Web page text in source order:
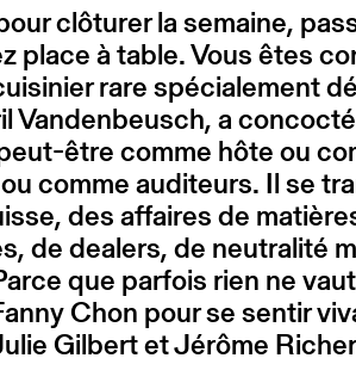
clôturer la semaine,
place à table. Vous êtes
rare spécialement
Vandenbeusch, a
être comme hôte ou
comme auditeurs. Il se
des affaires de
de dealers, de neutralité
que parfois rien ne
Chon pour se sentir
Gilbert et Jérôme